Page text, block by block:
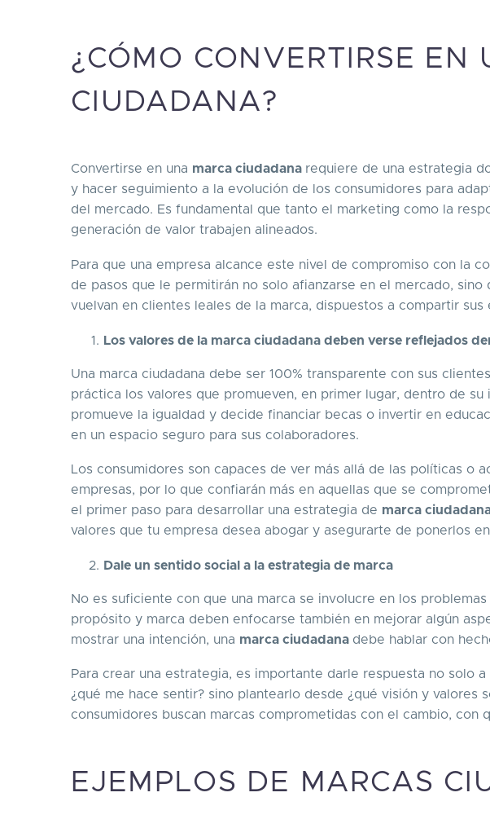
¿CÓMO CONVERTIRSE EN
CIUDADANA?
Convertirse en una marca ciudadana requiere de una estrategia
y hacer seguimiento a la evolución de los consumidores para
del mercado. Es fundamental que tanto el marketing como la
generación de valor trabajen alineados.
Para que una empresa alcance este nivel de compromiso con la
de pasos que le permitirán no solo afianzarse en el mercado, sino
vuelvan en clientes leales de la marca, dispuestos a compartir sus
Los valores de la marca ciudadana deben verse reflejados
Una marca ciudadana debe ser 100% transparente con sus
práctica los valores que promueven, en primer lugar, dentro de su
promueve la igualdad y decide financiar becas o invertir en
en un espacio seguro para sus colaboradores.
Los consumidores son capaces de ver más allá de las políticas o
empresas, por lo que confiarán más en aquellas que se
el primer paso para desarrollar una estrategia de marca
valores que tu empresa desea abogar y asegurarte de ponerlos
Dale un sentido social a la estrategia de marca
No es suficiente con que una marca se involucre en los
propósito y marca deben enfocarse también en mejorar algún
mostrar una intención, una marca ciudadana debe hablar con
Para crear una estrategia, es importante darle respuesta no solo
¿qué me hace sentir? sino plantearlo desde ¿qué visión y valores
consumidores buscan marcas comprometidas con el cambio, con
EJEMPLOS DE MARCAS